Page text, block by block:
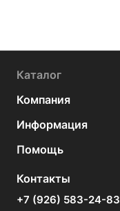
Каталог
Компания
Информация
Помощь
Контакты
+7 (926) 583-24-83